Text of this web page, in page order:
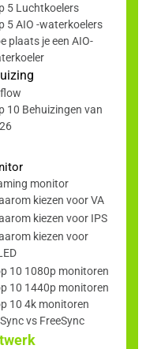
5 Luchtkoelers
5 AIO -waterkoelers
plaats je een AIO-
10 Behuizingen van
monitor
kiezen voor VA
kiezen voor IPS
kiezen voor
10 1080p monitoren
10 1440p monitoren
10 4k monitoren
vs FreeSync